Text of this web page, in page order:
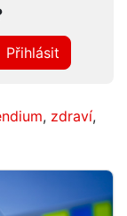
Přihlásit
, zdraví,